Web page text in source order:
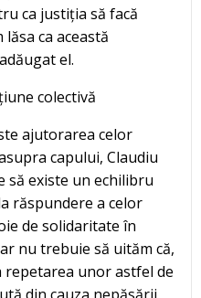
ca justiția să facă
ca această
el.
colectivă
ajutorarea celor
capului, Claudiu
să existe un echilibru
răspundere a celor
de solidaritate în
nu trebuie să uităm că,
unor astfel de